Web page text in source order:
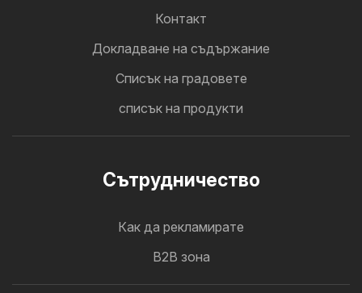
Контакт
Докладване на съдържание
Cписък на градовете
списък на продукти
Cътрудничество
Как да рекламирате
B2B зона